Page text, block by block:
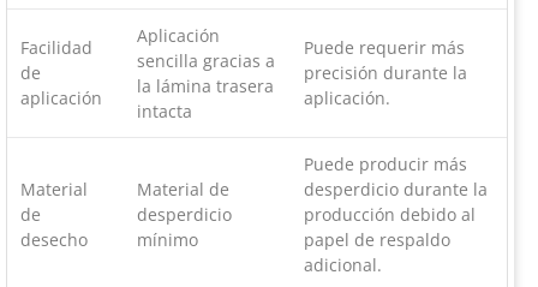
Facilidad
de
aplicación
Aplicación
sencilla gracias a
la lámina trasera
intacta
Puede requerir más
precisión durante la
aplicación.
Material
de
desecho
Material de
desperdicio
mínimo
Puede producir más
desperdicio durante la
producción debido al
papel de respaldo
adicional.